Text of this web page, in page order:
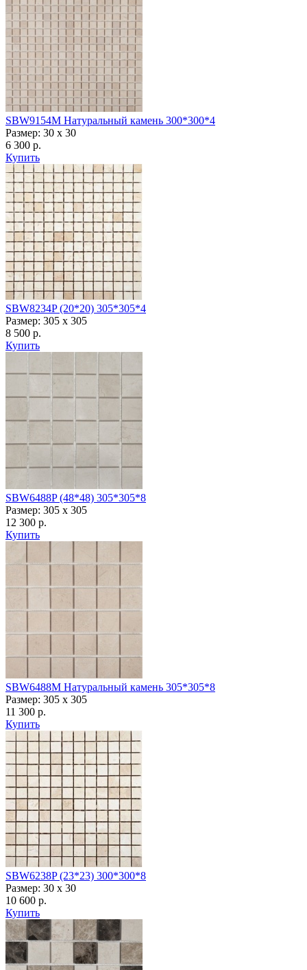
SBW9154M Натуральный камень 300*300*4
Размер: 30 x 30
6 300 р.
Купить
SBW8234P (20*20) 305*305*4
Размер: 305 х 305
8 500 р.
Купить
SBW6488P (48*48) 305*305*8
Размер: 305 х 305
12 300 р.
Купить
SBW6488M Натуральный камень 305*305*8
Размер: 305 х 305
11 300 р.
Купить
SBW6238P (23*23) 300*300*8
Размер: 30 x 30
10 600 р.
Купить